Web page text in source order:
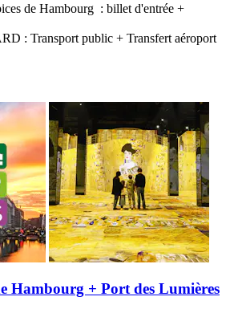
de Hambourg : billet d'entrée +
: Transport public + Transfert aéroport
Hambourg + Port des Lumières